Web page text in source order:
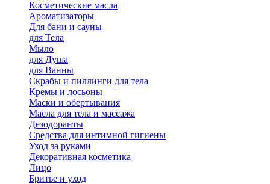
Косметические масла
Ароматизаторы
Для бани и сауны
для Тела
Мыло
для Душа
для Ванны
Скрабы и пиллинги для тела
Кремы и лосьоны
Маски и обертывания
Масла для тела и массажа
Дезодоранты
Средства для интимной гигиены
Уход за руками
Декоративная косметика
Лицо
Бритье и уход